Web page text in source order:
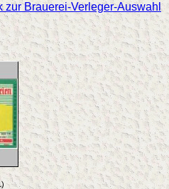
zur Brauerei-Verleger-Auswahl